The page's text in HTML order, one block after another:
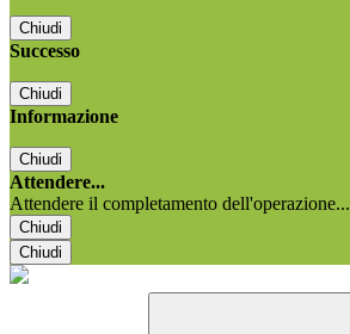
Chiudi
Successo
Chiudi
Informazione
Chiudi
Attendere...
Attendere il completamento dell'operazione...
Chiudi
Chiudi